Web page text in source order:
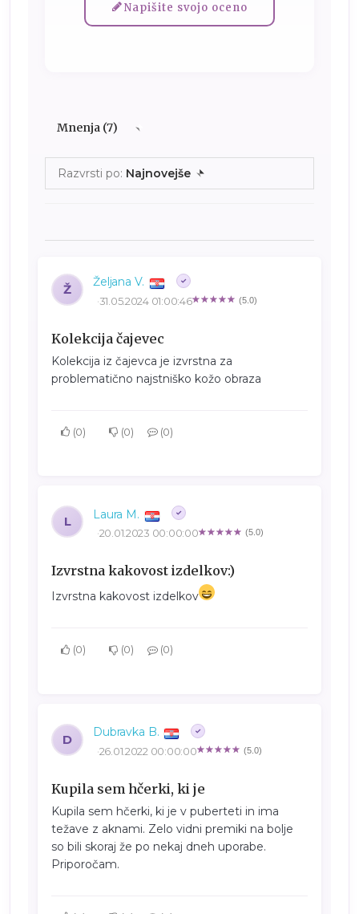
Napišite svojo oceno
Mnenja (7)
Razvrsti po: Najnovejše
Ž Željana V.
(5.0)
31.05.2024 01:00:46
Kolekcija čajevec
Kolekcija iz čajevca je izvrstna za
problematično najstniško kožo obraza
0 0 0
L Laura M.
(5.0)
20.01.2023 00:00:00
Izvrstna kakovost izdelkov:)
Izvrstna kakovost izdelkov
0 0 0
D Dubravka B.
(5.0)
26.01.2022 00:00:00
Kupila sem hčerki, ki je
Kupila sem hčerki, ki je v puberteti in ima
težave z aknami. Zelo vidni premiki na bolje
so bili skoraj že po nekaj dneh uporabe.
Priporočam.